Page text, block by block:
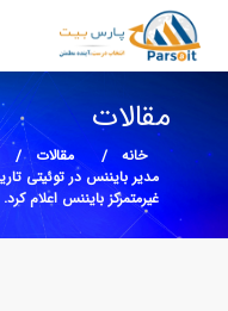
مقالات
خانه
مقالات
مدیر بایننس در توئیتی
غیرمتمرکز بایننس اعلام کرد.